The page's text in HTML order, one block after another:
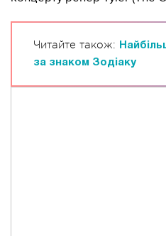
Читайте також:
за знаком Зодіаку